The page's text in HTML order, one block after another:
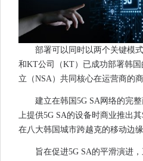
部署可以同时以两个关键模
和KT公司（KT）已成功部署韩
立（NSA）共同核心在运营商的商
建立在韩国5G SA网络的完
上提供5G SA的设备时商业推出
在八大韩国城市跨越克的移动边
旨在促进5G SA的平滑演进